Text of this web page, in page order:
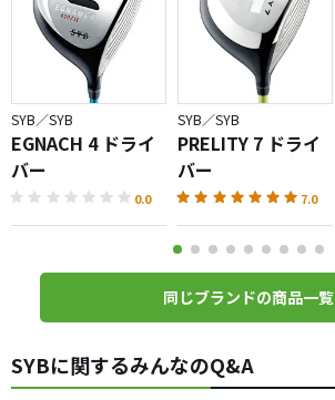
SYB／SYB
EGNACH 4 ドライ
バー
0.0
SYB／SYB
PRELITY 7 ドライ
バー
7.0
同じブランドの商品一覧
SYBに関するみんなのQ&A